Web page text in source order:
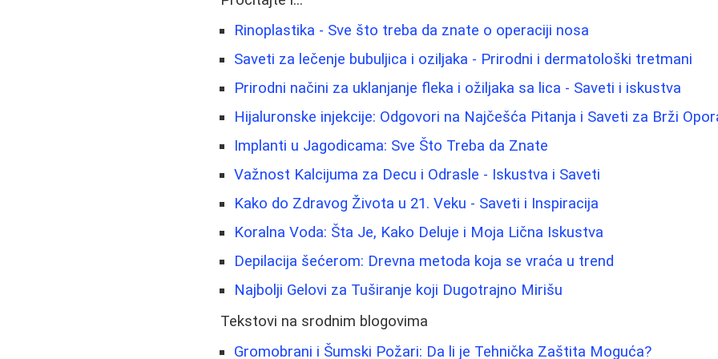
Rinoplastika - Sve što treba da znate o operaciji nosa
Saveti za lečenje bubuljica i oziljaka - Prirodni i dermatološki tretmani
Prirodni načini za uklanjanje fleka i ožiljaka sa lica - Saveti i iskustva
Hijaluronske injekcije: Odgovori na Najčešća Pitanja i Saveti za Brži
Implanti u Jagodicama: Sve Što Treba da Znate
Važnost Kalcijuma za Decu i Odrasle - Iskustva i Saveti
Kako do Zdravog Života u 21. Veku - Saveti i Inspiracija
Koralna Voda: Šta Je, Kako Deluje i Moja Lična Iskustva
Depilacija šećerom: Drevna metoda koja se vraća u trend
Najbolji Gelovi za Tuširanje koji Dugotrajno Mirišu
Tekstovi na srodnim blogovima
Gromobrani i Šumski Požari: Da li je Tehnička Zaštita Moguća?